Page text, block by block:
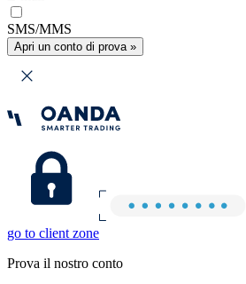
SMS/MMS
Apri un conto di prova »
go to client zone
Prova il nostro conto